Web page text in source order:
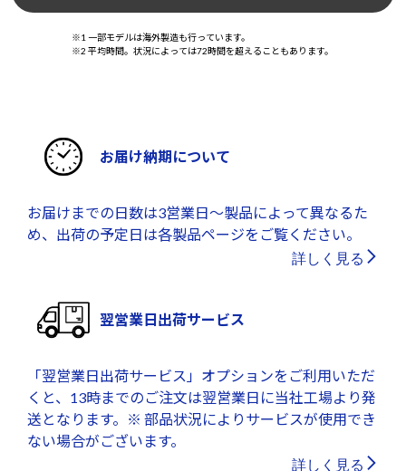
※1 一部モデルは海外製造も行っています。
※2 平均時間。状況によっては72時間を超えることもあります。
お届け納期について
お届けまでの日数は3営業日～製品によって異なるた
め、出荷の予定日は各製品ページをご覧ください。
詳しく見る
翌営業日出荷サービス
「翌営業日出荷サービス」オプションをご利用いただ
くと、13時までのご注文は翌営業日に当社工場より発
送となります。※ 部品状況によりサービスが使用でき
ない場合がございます。
詳しく見る